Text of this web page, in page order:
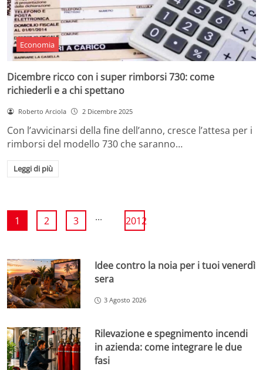
Economia
Dicembre ricco con i super rimborsi 730: come
richiederli e a chi spettano
Roberto Arciola 2 Dicembre 2025
Con l’avvicinarsi della fine dell’anno, cresce l’attesa per i
rimborsi del modello 730 che saranno…
Leggi di più
1 2 3 ... 2012
Idee contro la noia per i tuoi venerdì
sera
3 Agosto 2026
Rilevazione e spegnimento incendi
in azienda: come integrare le due
fasi